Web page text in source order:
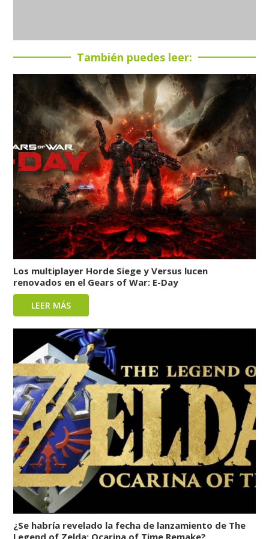
También puedes leer:
Los multiplayer Horde Siege y Versus lucen
renovados en el Gears of War: E-Day
LEER MÁS
¿Se habría revelado la fecha de lanzamiento de The
Legend of Zelda: Ocarina of Time Remake?